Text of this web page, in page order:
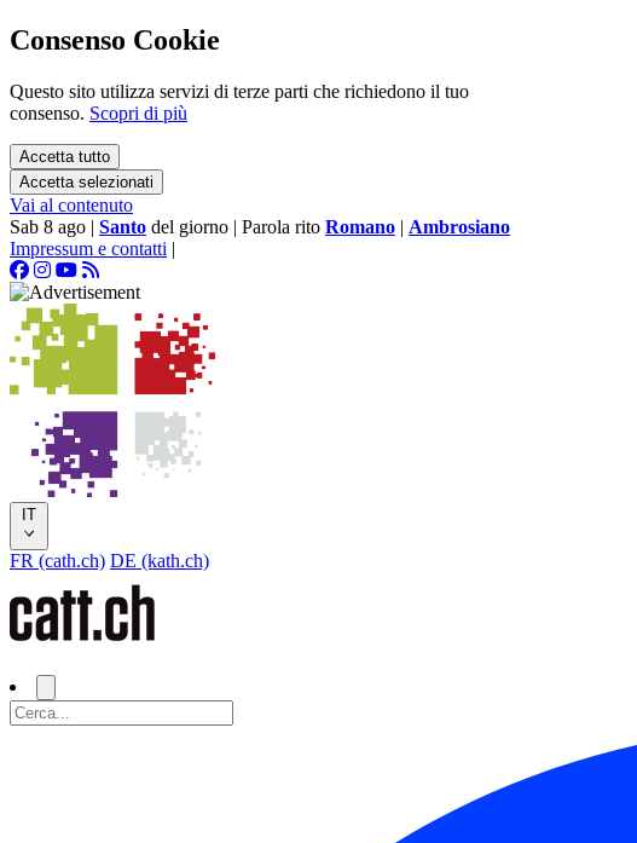
Consenso Cookie
Questo sito utilizza servizi di terze parti che richiedono il tuo
consenso. Scopri di più
Accetta tutto
Accetta selezionati
Vai al contenuto
Sab 8 ago | Santo del giorno | Parola rito Romano | Ambrosiano
Impressum e contatti |
IT
FR (cath.ch) DE (kath.ch)